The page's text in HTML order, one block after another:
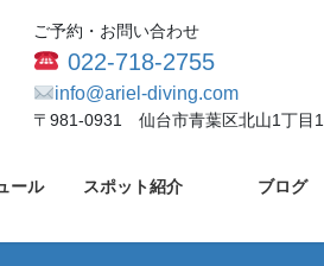
ご予約・お問い合わせ
022-718-2755
info@ariel-diving.com
〒981-0931 仙台市青葉区北山1丁目
ール スポット紹介 ブログ